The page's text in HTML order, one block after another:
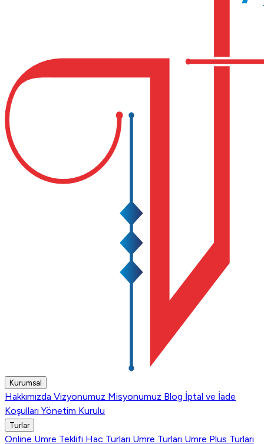
Kurumsal
Hakkımızda Vizyonumuz Misyonumuz Blog İptal ve İade
Koşulları Yönetim Kurulu
Turlar
Online Umre Teklifi Hac Turları Umre Turları Umre Plus Turları